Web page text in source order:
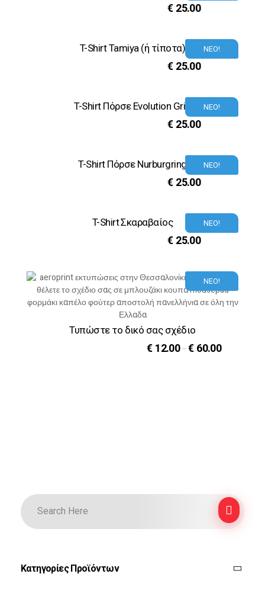
€ 25.00
ΝΕΟ!
T-Shirt Tamiya (ή τίποτα)
€ 25.00
ΝΕΟ!
T-Shirt Πόρσε Evolution Grid
€ 25.00
ΝΕΟ!
T-Shirt Πόρσε Nurburgring
€ 25.00
ΝΕΟ!
T-Shirt Σκαραβαίος
€ 25.00
ΝΕΟ!
Τυπώστε το δικό σας σχέδιο
€ 12.00–€ 60.00
Κατηγορίες Προϊόντων